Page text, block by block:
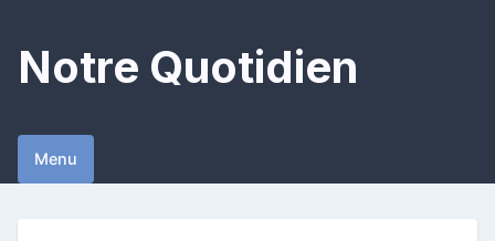
content
Notre Quotidien
Menu